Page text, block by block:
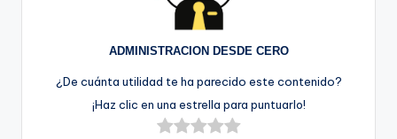
ADMINISTRACION DESDE CERO
¿De cuánta utilidad te ha parecido este contenido?
¡Haz clic en una estrella para puntuarlo!